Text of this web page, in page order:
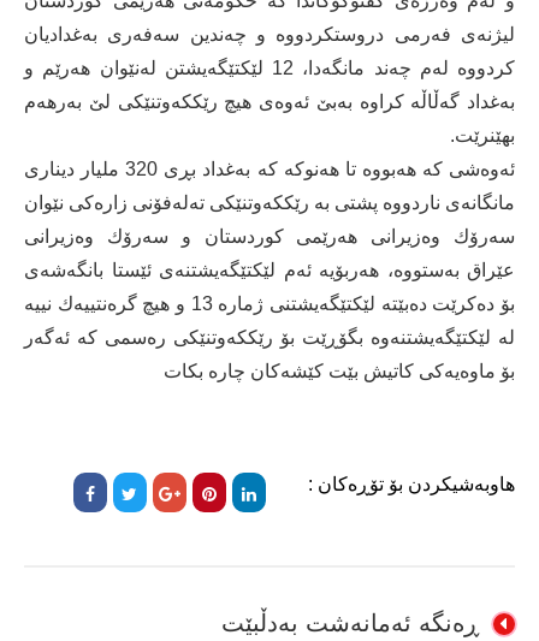
لیژنەی فەرمی دروستكردووە و چەندین سەفەری بەغدادیان
كردووە لەم چەند مانگەدا، 12 لێكتێگەیشتن لەنێوان هەرێم و
بەغداد گەڵاڵە كراوە بەبێ‌ ئەوەی هیچ رێككەوتنێكی لێ‌ بەرهەم
بهێنرێت.
ئەوەشی كە هەبووە تا هەنوكە كە بەغداد بڕی 320 ملیار دیناری
مانگانەی ناردووە پشتی بە رێككەوتنێكی تەلەفۆنی زارەكی نێوان
سەرۆك وەزیرانی هەرێمی كوردستان و سەرۆك وەزیرانی
عێراق بەستووە، هەربۆیە ئەم لێكتێگەیشتنەی ئێستا بانگەشەی
بۆ دەكرێت دەبێتە لێكتێگەیشتنی ژمارە 13 و هیچ گرەنتییەك نییە
لە لێكتێگەیشتنەوە بگۆڕێت بۆ رێككەوتنێكی رەسمی كە ئەگەر
بۆ ماوەیەكی كاتیش بێت كێشەكان چارە بكات
هاوبەشیکردن بۆ تۆڕەکان :
ڕەنگە ئەمانەشت بەدڵبێت